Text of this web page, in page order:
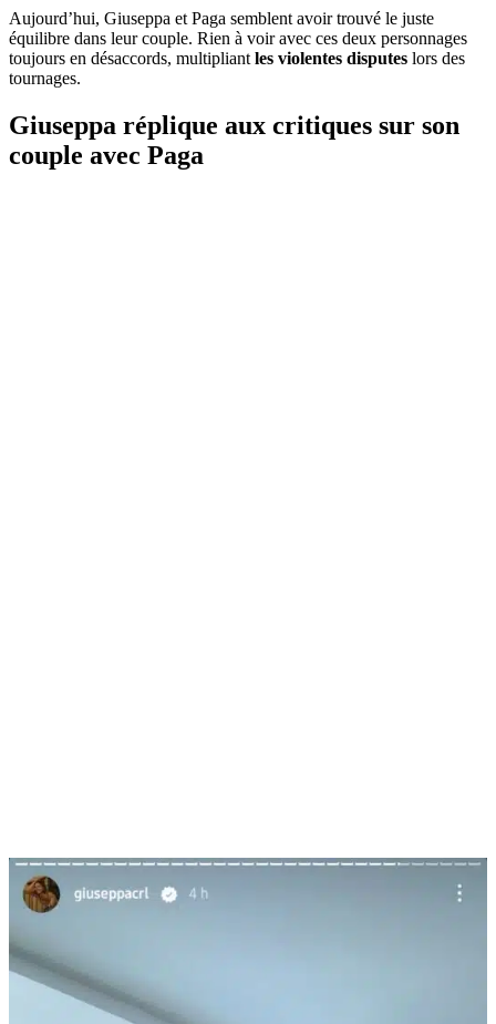
Aujourd’hui, Giuseppa et Paga semblent avoir trouvé le juste
équilibre dans leur couple. Rien à voir avec ces deux personnages
toujours en désaccords, multipliant les violentes disputes lors des
tournages.
Giuseppa réplique aux critiques sur son
couple avec Paga